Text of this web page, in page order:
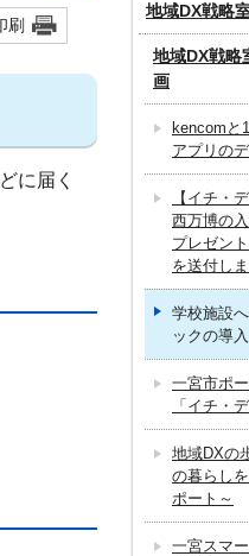
刷
に届く
地域DX戦略
地域DX戦略
画
kencomと
アプリの
【イチ・
西万博の
プレゼン
を送付し
学校施設
ックの導
一宮市ポ
「イチ・デ
地域DXの
の暮らし
ポート～
一宮スマ